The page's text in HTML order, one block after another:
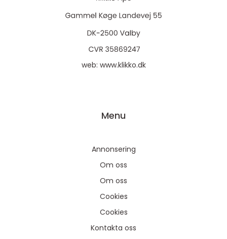
web: www.klikko.dk
Menu
Annonsering
Om oss
Om oss
Cookies
Cookies
Kontakta oss